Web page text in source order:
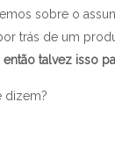
sobre o
trás de um
então talvez isso
dizem?